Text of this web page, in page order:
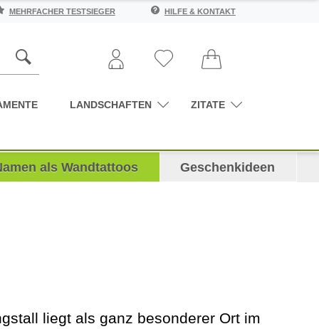
MEHRFACHER TESTSIEGER HILFE & KONTAKT
LANDSCHAFTEN ZITATE
als Wandtattoos Geschenkideen
liegt als ganz besonderer Ort im